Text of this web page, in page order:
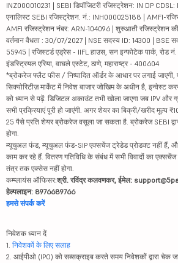
INZ000010231 | SEBI डिपॉजिटरी रजिस्ट्रेशन: IN DP CDSL:
एनालिस्ट SEBI रजिस्ट्रेशन. नं.: INH000025188 | AMFI-
AMFI रजिस्ट्रेशन नंबर: ARN-104096 | शुरुआती रजिस्ट्रेशन
वर्तमान वैधता : 30/07/2027 | NSE सदस्य ID: 14300 | BSE
55945 | रजिस्टर्ड एड्रेस - IIFL हाउस, सन इन्फोटेक पार्क, रोड
इंडस्ट्रियल एरिया, वाघले एस्टेट, ठाणे, महाराष्ट्र - 400604
*ब्रोकरेज फ्लैट फीस / निष्पादित ऑर्डर के आधार पर लगाई जाएगी,
सिक्योरिटीज़ मार्केट में निवेश बाजार जोखिम के अधीन है, इन्वेस्ट
को ध्यान से पढ़ें. डिजिटल अकाउंट तभी खोला जाएगा जब IPV और
सभी प्रक्रियाएं पूरी हो जाएंगी. अगर शेयर का बिक्री/खरीद
25 पैसे प्रति शेयर ब्रोकरेज वसूला जा सकता है. ब्रोकरेज SEBI
होगा.
म्यूचुअल फंड, म्यूचुअल फंड-SIP एक्सचेंज ट्रेडेड प्रोडक्ट नहीं हैं,
काम कर रहे हैं. वितरण गतिविधि के संबंध में सभी विवादों का एक्सचेंज
तंत्र तक एक्सेस नहीं होगा.
कम्प्लायंस ऑफिसर:श्री. रविंद्र कलवणकर, ईमेल:
हेल्पलाइन: 8976689766
हमसे संपर्क करें
निवेशक ध्यान दें
1. निवेशकों के लिए सलाह
2. आईपीओ (IPO) को सब्सक्राइब करते समय निवेशकों द्वारा चेक